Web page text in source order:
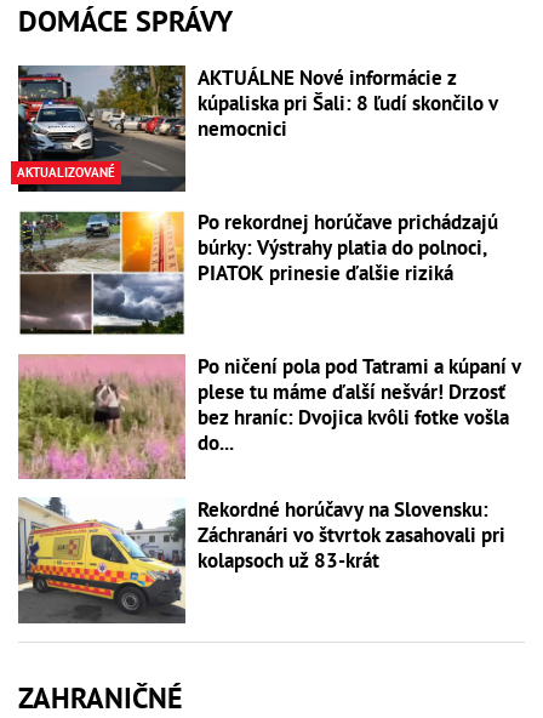
DOMÁCE SPRÁVY
AKTUALIZOVANÉ
AKTUÁLNE Nové informácie z
kúpaliska pri Šali: 8 ľudí skončilo v
nemocnici
Po rekordnej horúčave prichádzajú
búrky: Výstrahy platia do polnoci,
PIATOK prinesie ďalšie riziká
Po ničení pola pod Tatrami a kúpaní v
plese tu máme ďalší nešvár! Drzosť
bez hraníc: Dvojica kvôli fotke vošla
do...
Rekordné horúčavy na Slovensku:
Záchranári vo štvrtok zasahovali pri
kolapsoch už 83-krát
ZAHRANIČNÉ